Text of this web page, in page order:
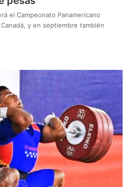
el Campeonato Panamericano
y en septiembre también